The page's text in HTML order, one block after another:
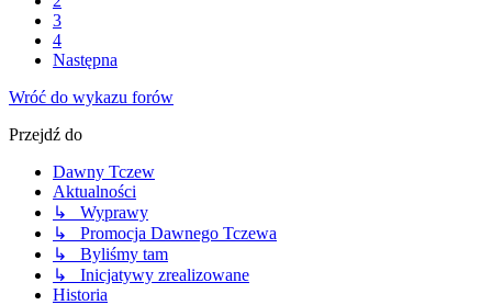
3
4
Następna
Wróć do wykazu forów
Przejdź do
Dawny Tczew
Aktualności
↳ Wyprawy
↳ Promocja Dawnego Tczewa
↳ Byliśmy tam
↳ Inicjatywy zrealizowane
Historia